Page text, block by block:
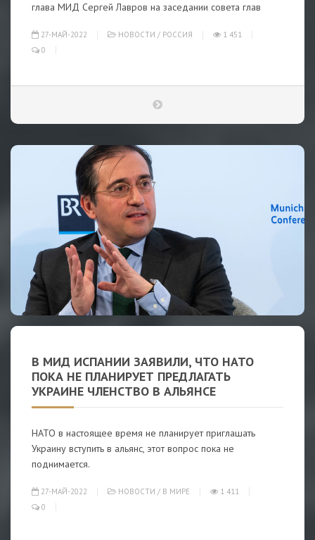
глава МИД Сергей Лавров на заседании совета глав
27-МАЙ-2022 НОВОСТИ / РОССИЯ
1 451
0
В МИД ИСПАНИИ ЗАЯВИЛИ, ЧТО НАТО
ПОКА НЕ ПЛАНИРУЕТ ПРЕДЛАГАТЬ
УКРАИНЕ ЧЛЕНСТВО В АЛЬЯНСЕ
НАТО в настоящее время не планирует приглашать
Украину вступить в альянс, этот вопрос пока не
поднимается.
27-МАЙ-2022 НОВОСТИ / В МИРЕ
1 411
0